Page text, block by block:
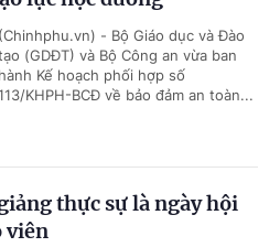
(Chinhphu.vn) - Bộ Giáo dục và Đào
(GDĐT) và Bộ Công an vừa ban
hành Kế hoạch phối hợp số
KHPH-BCĐ về bảo đảm an toàn...
thực sự là ngày hội
viên